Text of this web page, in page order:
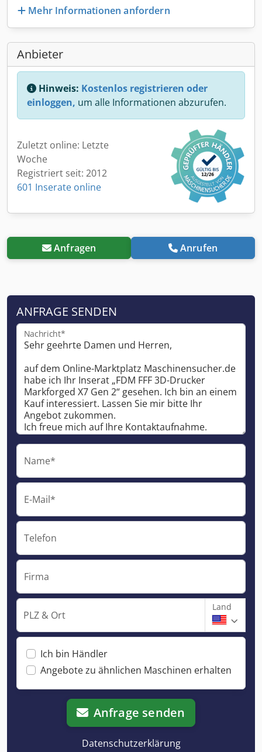
Mehr Informationen anfordern
Anbieter
Hinweis: Kostenlos registrieren oder
einloggen, um alle Informationen abzurufen.
Zuletzt online: Letzte
Woche
Registriert seit: 2012
601 Inserate online
Anfragen Anrufen
ANFRAGE SENDEN
Nachricht*
Name*
E-Mail*
Telefon
Firma
PLZ & Ort
Land
Ich bin Händler
Angebote zu ähnlichen Maschinen erhalten
Anfrage senden
Datenschutzerklärung